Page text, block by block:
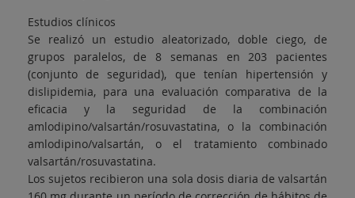
Estudios clínicos
Se realizó un estudio aleatorizado, doble ciego, de
grupos paralelos, de 8 semanas en 203 pacientes
(conjunto de seguridad), que tenían hipertensión y
dislipidemia, para una evaluación comparativa de la
eficacia y la seguridad de la combinación
amlodipino/valsartán/rosuvastatina, o la combinación
amlodipino/valsartán, o el tratamiento combinado
valsartán/rosuvastatina.
Los sujetos recibieron una sola dosis diaria de valsartán